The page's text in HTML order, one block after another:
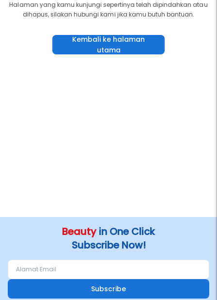
Halaman yang kamu kunjungi sepertinya telah dipindahkan atau
dihapus, silakan hubungi kami jika kamu butuh bantuan.
Kembali ke halaman
utama
Beautyin One Click
Subscribe Now!
Subscribe